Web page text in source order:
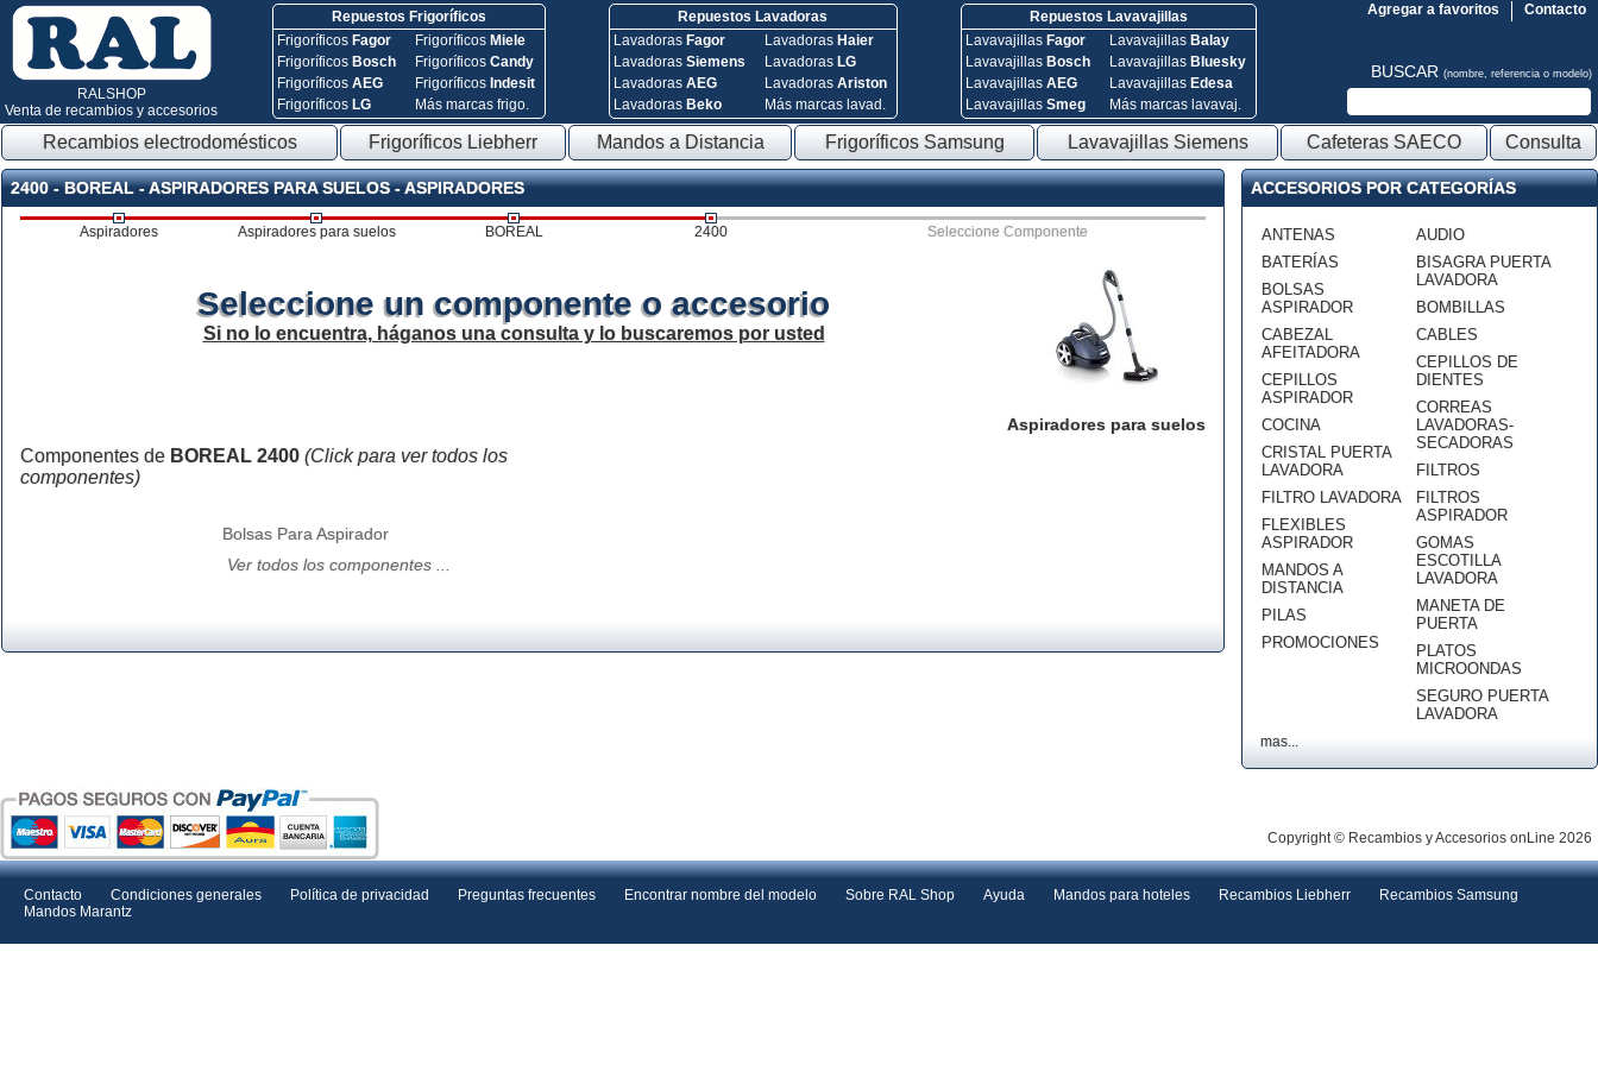
RALSHOP
Venta de recambios y accesorios
Repuestos Frigoríficos
Frigoríficos Fagor
Frigoríficos Bosch
FrigoríficosAEG
Frigoríficos LG
Frigoríficos Miele
FrigoríficosCandy
Frigoríficos Indesit
Más marcas frigo.
Repuestos Lavadoras
Lavadoras Fagor
Lavadoras Siemens
Lavadoras AEG
Lavadoras Beko
Lavadoras Haier
Lavadoras LG
Lavadoras Ariston
Más marcas lavad.
Repuestos Lavavajillas
Lavavajillas Fagor
Lavavajillas Bosch
Lavavajillas AEG
Lavavajillas Smeg
Lavavajillas Balay
Lavavajillas Bluesky
Lavavajillas Edesa
Más marcas lavavaj.
Contacto
Agregar a favoritos
BUSCAR (nombre, referencia o modelo)
Recambios electrodomésticos Frigoríficos Liebherr Mandos a Distancia Frigoríficos Samsung Lavavajillas Siemens Cafeteras SAECO Consulta
2400 - BOREAL - ASPIRADORES PARA SUELOS - ASPIRADORES
Aspiradores Aspiradores para suelos BOREAL 2400 Seleccione Componente
Aspiradores para suelos
Seleccione un componente o accesorio
Si no lo encuentra, háganos una consulta y lo buscaremos por usted
Componentes de BOREAL 2400 (Click para ver todos los
componentes)
Bolsas Para Aspirador
Ver todos los componentes ...
ACCESORIOS POR CATEGORÍAS
ANTENAS
BATERÍAS
BOLSAS
ASPIRADOR
CABEZAL
AFEITADORA
CEPILLOS
ASPIRADOR
COCINA
CRISTAL PUERTA
LAVADORA
FILTRO LAVADORA
FLEXIBLES
ASPIRADOR
MANDOS A
DISTANCIA
PILAS
PROMOCIONES
AUDIO
BISAGRA PUERTA
LAVADORA
BOMBILLAS
CABLES
CEPILLOS DE
DIENTES
CORREAS
LAVADORAS-
SECADORAS
FILTROS
FILTROS
ASPIRADOR
GOMAS
ESCOTILLA
LAVADORA
MANETA DE
PUERTA
PLATOS
MICROONDAS
SEGURO PUERTA
LAVADORA
mas...
Copyright © Recambios y Accesorios onLine 2026
Contacto Condiciones generales Política de privacidad Preguntas frecuentes Encontrar nombre del modelo Sobre RAL Shop Ayuda Mandos para hoteles Recambios Liebherr
Recambios Samsung
Mandos Marantz